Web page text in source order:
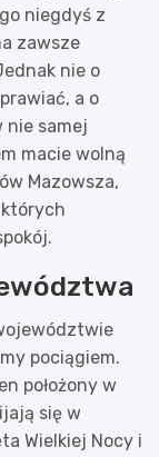
niegdyś z
zawsze
nie o
a o
nie samej
macie wolną
Mazowsza,
pociągiem.
położony w
się w
Wielkiej Nocy i